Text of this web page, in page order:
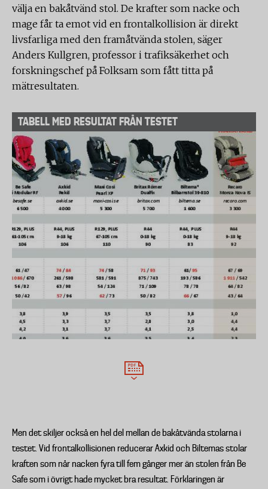
välja en bakåtvänd stol. De krafter som nacke och
mage får ta emot vid en frontalkollision är direkt
livsfarliga med den framåtvända stolen, säger
Anders Kullgren, professor i trafiksäkerhet och
forskningschef på Folksam som fått titta på
mätresultaten.
TABELL MED RESULTAT FRÅN TESTET
Men det skiljer också en hel del mellan de bakåtvända stolarna i
testet. Vid frontalkollisionen reducerar Axkid och Biltemas stolar
kraften som når nacken fyra till fem gånger mer än stolen från Be
Safe som i övrigt hade mycket bra resultat. Förklaringen är